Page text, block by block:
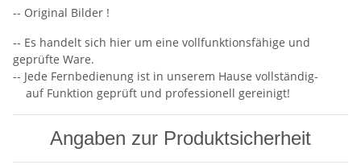
-- Original Bilder !
-- Es handelt sich hier um eine vollfunktionsfähige und
geprüfte Ware.
-- Jede Fernbedienung ist in unserem Hause vollständig-
auf Funktion geprüft und professionell gereinigt!
Angaben zur Produktsicherheit